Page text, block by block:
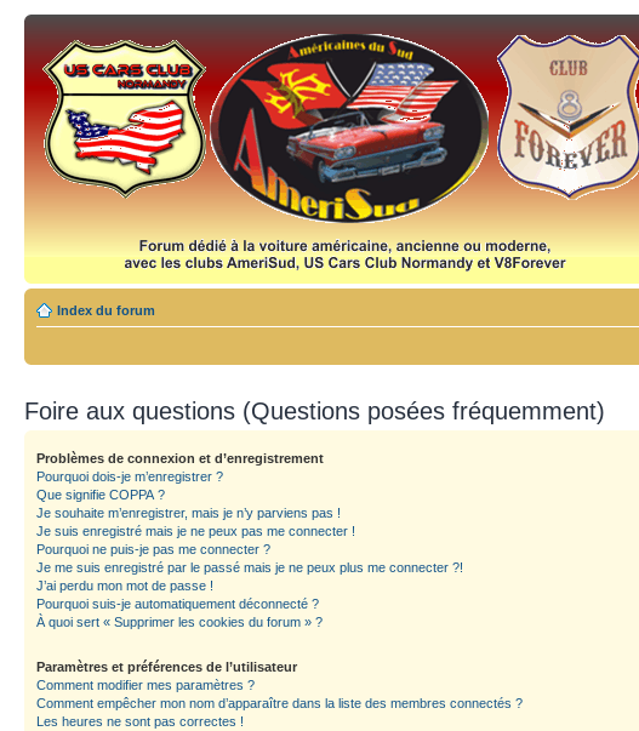
Index du forum
Foire aux questions (Questions posées fréquemment)
Problèmes de connexion et d’enregistrement
Pourquoi dois-je m’enregistrer ?
Que signifie COPPA ?
Je souhaite m’enregistrer, mais je n’y parviens pas !
Je suis enregistré mais je ne peux pas me connecter !
Pourquoi ne puis-je pas me connecter ?
Je me suis enregistré par le passé mais je ne peux plus me connecter ?!
J’ai perdu mon mot de passe !
Pourquoi suis-je automatiquement déconnecté ?
À quoi sert « Supprimer les cookies du forum » ?
Paramètres et préférences de l’utilisateur
Comment modifier mes paramètres ?
Comment empêcher mon nom d’apparaître dans la liste des membres connectés ?
Les heures ne sont pas correctes !